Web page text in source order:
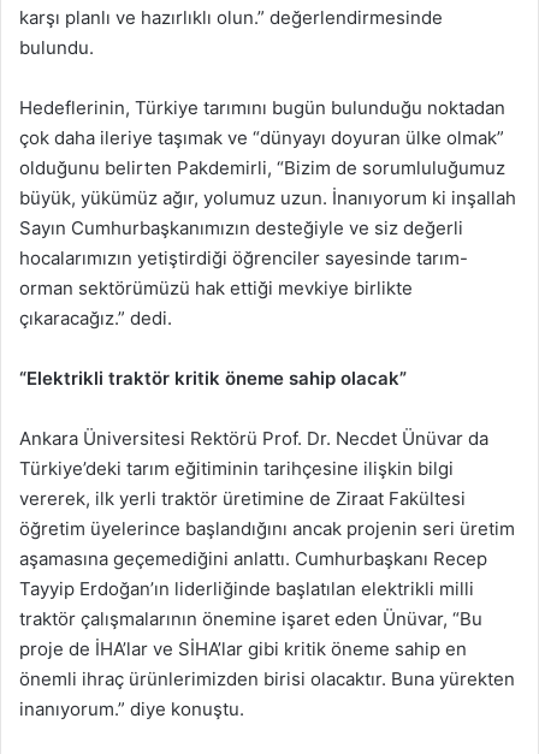
karşı planlı ve hazırlıklı olun.” değerlendirmesinde
bulundu.
Hedeflerinin, Türkiye tarımını bugün bulunduğu noktadan
çok daha ileriye taşımak ve “dünyayı doyuran ülke olmak”
olduğunu belirten Pakdemirli, “Bizim de sorumluluğumuz
büyük, yükümüz ağır, yolumuz uzun. İnanıyorum ki inşallah
Sayın Cumhurbaşkanımızın desteğiyle ve siz değerli
hocalarımızın yetiştirdiği öğrenciler sayesinde tarım-
orman sektörümüzü hak ettiği mevkiye birlikte
çıkaracağız.” dedi.
“Elektrikli traktör kritik öneme sahip olacak”
Ankara Üniversitesi Rektörü Prof. Dr. Necdet Ünüvar da
Türkiye’deki tarım eğitiminin tarihçesine ilişkin bilgi
vererek, ilk yerli traktör üretimine de Ziraat Fakültesi
öğretim üyelerince başlandığını ancak projenin seri üretim
aşamasına geçemediğini anlattı. Cumhurbaşkanı Recep
Tayyip Erdoğan’ın liderliğinde başlatılan elektrikli milli
traktör çalışmalarının önemine işaret eden Ünüvar, “Bu
proje de İHA’lar ve SİHA’lar gibi kritik öneme sahip en
önemli ihraç ürünlerimizden birisi olacaktır. Buna yürekten
inanıyorum.” diye konuştu.